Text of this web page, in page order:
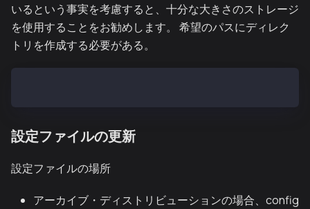
いるという事実を考慮すると、十分な大きさのストレージ
を使用することをお勧めします。 希望のパスにディレク
トリを作成する必要がある。
設定ファイルの更新
設定ファイルの場所
アーカイブ・ディストリビューションの場合、config